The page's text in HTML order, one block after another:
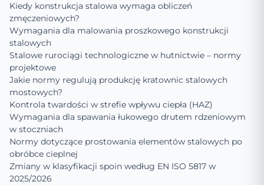
Kiedy konstrukcja stalowa wymaga obliczeń
zmęczeniowych?
Wymagania dla malowania proszkowego konstrukcji
stalowych
Stalowe rurociągi technologiczne w hutnictwie – normy
projektowe
Jakie normy regulują produkcję kratownic stalowych
mostowych?
Kontrola twardości w strefie wpływu ciepła (HAZ)
Wymagania dla spawania łukowego drutem rdzeniowym
w stoczniach
Normy dotyczące prostowania elementów stalowych po
obróbce cieplnej
Zmiany w klasyfikacji spoin według EN ISO 5817 w
2025/2026